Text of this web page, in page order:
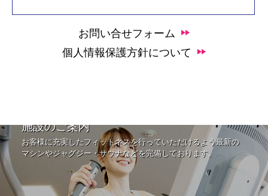
お問い合せフォーム
個人情報保護方針について
施設のご案内
お客様に充実したフィットネスを行っていただけるよう最新の
マシンやジャグジー・サウナなどを完備しております。